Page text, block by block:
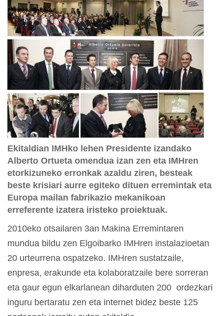
Ekitaldian IMHko lehen Presidente izandako
Alberto Ortueta omendua izan zen eta IMHren
etorkizuneko erronkak azaldu ziren, besteak
beste krisiari aurre egiteko dituen erremintak eta
Europa mailan fabrikazio mekanikoan
erreferente izatera iristeko proiektuak.
2010eko otsailaren 3an Makina Erremintaren
mundua bildu zen Elgoibarko IMHren instalazioetan
20 urteurrena ospatzeko. IMHren sustatzaile,
enpresa, erakunde eta kolaboratzaile bere sorreran
eta gaur egun elkarlanean diharduten 200 ordezkari
inguru bertaratu zen eta internet bidez beste 125